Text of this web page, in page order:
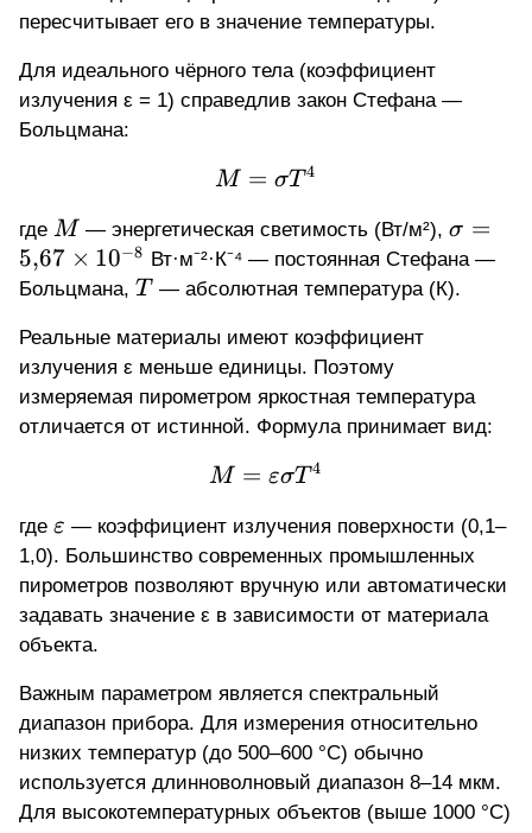
пересчитывает его в значение температуры.
Для идеального чёрного тела (коэффициент
излучения ε = 1) справедлив закон Стефана —
Больцмана:
M = \sigma T^{4}
M = σT 4
где M
M — энергетическая светимость (Вт/м²),\sigma
=
5{,}67
σ =
5,67 × 10−8 Вт·м⁻²·К⁻⁴ — постоянная Стефана —
Больцмана, T
T — абсолютная температура (К).
Реальные материалы имеют коэффициент
излучения ε меньше единицы. Поэтому
измеряемая пирометром яркостная температура
отличается от истинной. Формула принимает вид:
M = \varepsilon
M = εσT 4
где \varepsilon
ε — коэффициент излучения поверхности (0,1–
1,0). Большинство современных промышленных
пирометров позволяют вручную или автоматически
задавать значение ε в зависимости от материала
объекта.
Важным параметром является спектральный
диапазон прибора. Для измерения относительно
низких температур (до 500–600 °C) обычно
используется длинноволновый диапазон 8–14 мкм.
Для высокотемпературных объектов (выше 1000 °C)